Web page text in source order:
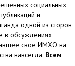
социальных
и
одной из сторон
в обсуждениях
свое ИМХО на
навсегда. Всем